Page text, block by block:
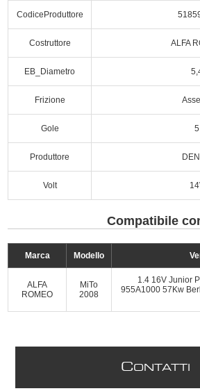
CodiceProduttore
Costruttore ALFA
EB_Diametro
Frizione
Gole 5
Produttore
Volt
Compatibile
Marca Modello
ALFA
ROMEO
MiTo
2008
1.4 16V Junior
955A1000 57Kw
CONTATTI